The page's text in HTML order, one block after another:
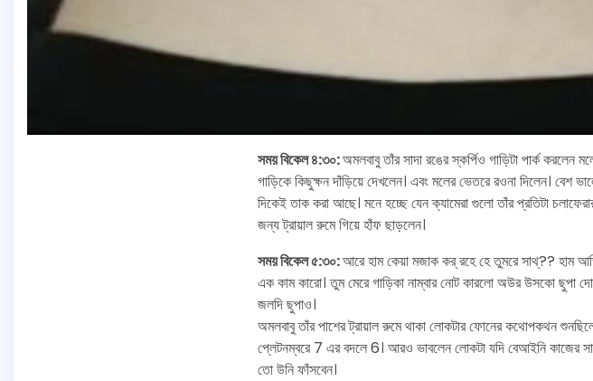
সময় বিকেল ৪:৩০:অমলবাবু তাঁর সাদা রঙের স্কর্পিও গাড়িটা পার্ক করলেন
গাড়িকে কিছুক্ষন দাঁড়িয়ে দেখলেন। এবং মলের ভেতরে র‌ওনা দিলেন। বেশ
দিকেই তাক করা আছে। মনে হচ্ছে যেন ক্যামেরা গুলো তাঁর প্রতিটা
জন্য ট্রায়াল রুমে গিয়ে হাঁফ ছাড়লেন।
সময় বিকেল ৫:৩০:আরে হাম কেয়া মজাক কর্ রহে হে তুমরে সাথ্?? হাম আভি
এক কাম কারো। তুম মেরে গাড়িকা নাম্বার নোট কারলো অউর উসকো ছুপা
জলদি ছুপাও।
অমলবাবু তাঁর পাশের ট্রায়াল রুমে থাকা লোকটার ফোনের কথোপকথন
প্লেটনম্বরে 7 এর বদলে 6। আর‌ও ভাবলেন লোকটা যদি বেআইনি কাজের
তো উনি ফাঁসবেন।